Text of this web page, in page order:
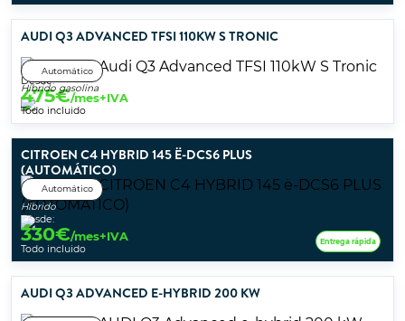
AUDI Q3 ADVANCED TFSI 110KW S TRONIC
Automático
Híbrido gasolina
Desde:
475€/mes+IVA
Todo incluido
CITROEN C4 HYBRID 145 Ë-DCS6 PLUS
(AUTOMÁTICO)
Automático
Híbrido
Desde:
330€/mes+IVA
Todo incluido
Entrega rápida
AUDI Q3 ADVANCED E-HYBRID 200 KW